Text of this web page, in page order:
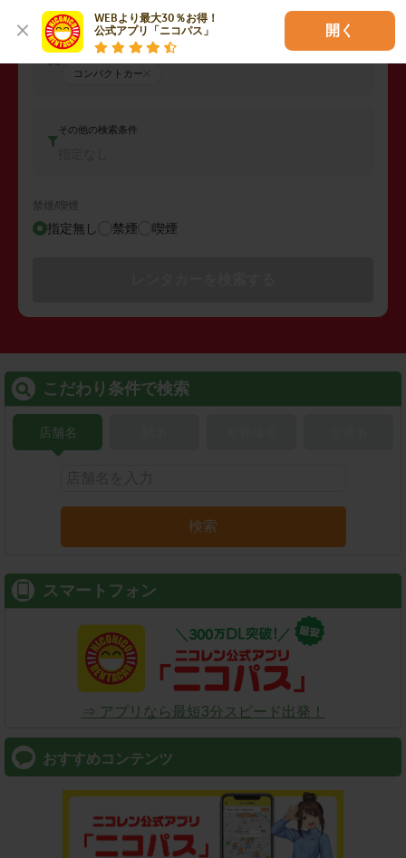
WEBより最大30％お得！
公式アプリ「ニコパス」
開く
車両タイプ
コンパクトカー
その他の検索条件
禁煙/喫煙
指定無し 禁煙 喫煙
こだわり条件で検索
店舗名
検索
スマートフォン
⇒ アプリなら最短3分スピード出発！
おすすめコンテンツ